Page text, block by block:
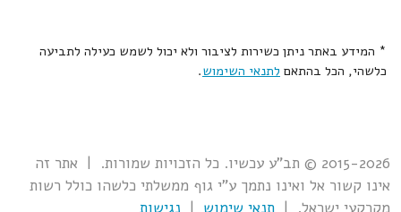
* המידע באתר ניתן כשירות לציבור ולא יכול לשמש כעילה לתביעה
כלשהי, הכל בהתאם לתנאי השימוש.
2015-2026 © תב"ע עכשיו. כל הזכויות שמורות. | אתר זה
אינו קשור אל ואינו נתמך ע"י גוף ממשלתי כלשהו כולל רשות